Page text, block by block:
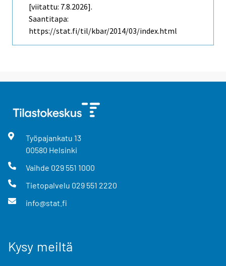
[viitattu: 7.8.2026].
Saantitapa:
https://stat.fi/til/kbar/2014/03/index.html
Työpajankatu 13
00580 Helsinki
Vaihde 029 551 1000
Tietopalvelu 029 551 2220
info@stat.fi
Kysy meiltä